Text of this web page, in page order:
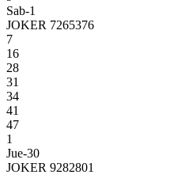
Sab-1
JOKER 7265376
7
16
28
31
34
41
47
1
Jue-30
JOKER 9282801